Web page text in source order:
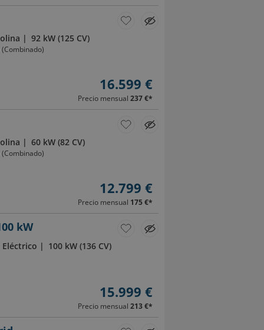
92 kW (125 CV)
16.599 €
Precio mensual 237 €*
60 kW (82 CV)
12.799 €
Precio mensual 175 €*
kW
Eléctrico 100 kW (136 CV)
15.999 €
Precio mensual 213 €*